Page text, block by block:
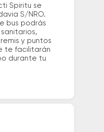
Spiritu se
S/NRO.
bus podrás
y puntos
te facilitarán
durante tu